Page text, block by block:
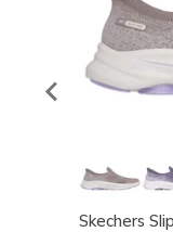
Skechers